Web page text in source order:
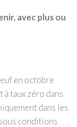
avec plus ou
en octobre
à taux zéro dans
dans les
conditions